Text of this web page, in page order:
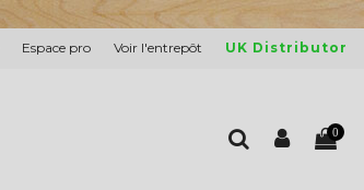
Espace pro Voir l'entrepôt UK Distributor
0